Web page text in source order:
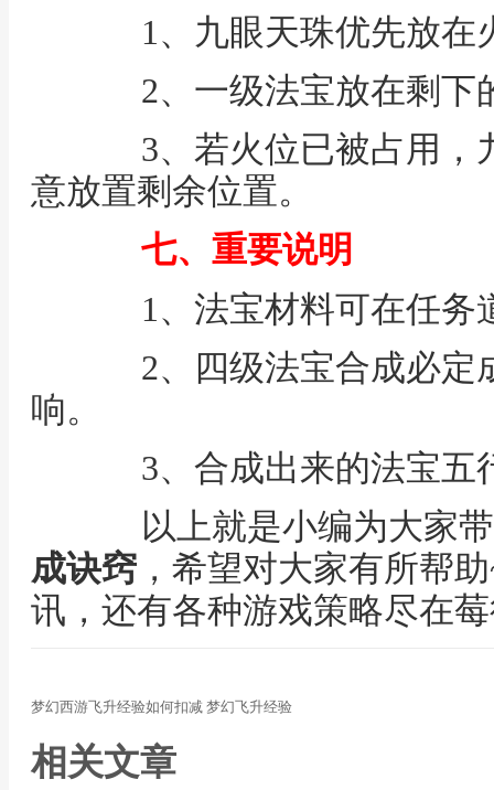
1、九眼天珠优先放在
2、一级法宝放在剩下
3、若火位已被占用，
意放置剩余位置。
七、重要说明
1、法宝材料可在任务
2、四级法宝合成必定
响。
3、合成出来的法宝五
以上就是小编为大家
成诀窍 ，希望对大家有所帮
讯，还有各种游戏策略尽在
梦幻西游飞升经验如何扣减 梦幻飞升经验
相关文章